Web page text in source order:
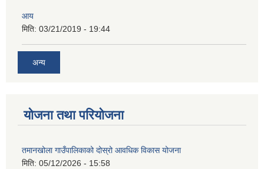
आय
मिति: 03/21/2019 - 19:44
अन्य
योजना तथा परियोजना
तमानखोला गाउँपालिकाको दोस्रो आवधिक विकास योजना
मिति: 05/12/2026 - 15:58